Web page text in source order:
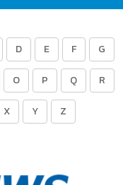
D E F G
O P Q R
X Y Z